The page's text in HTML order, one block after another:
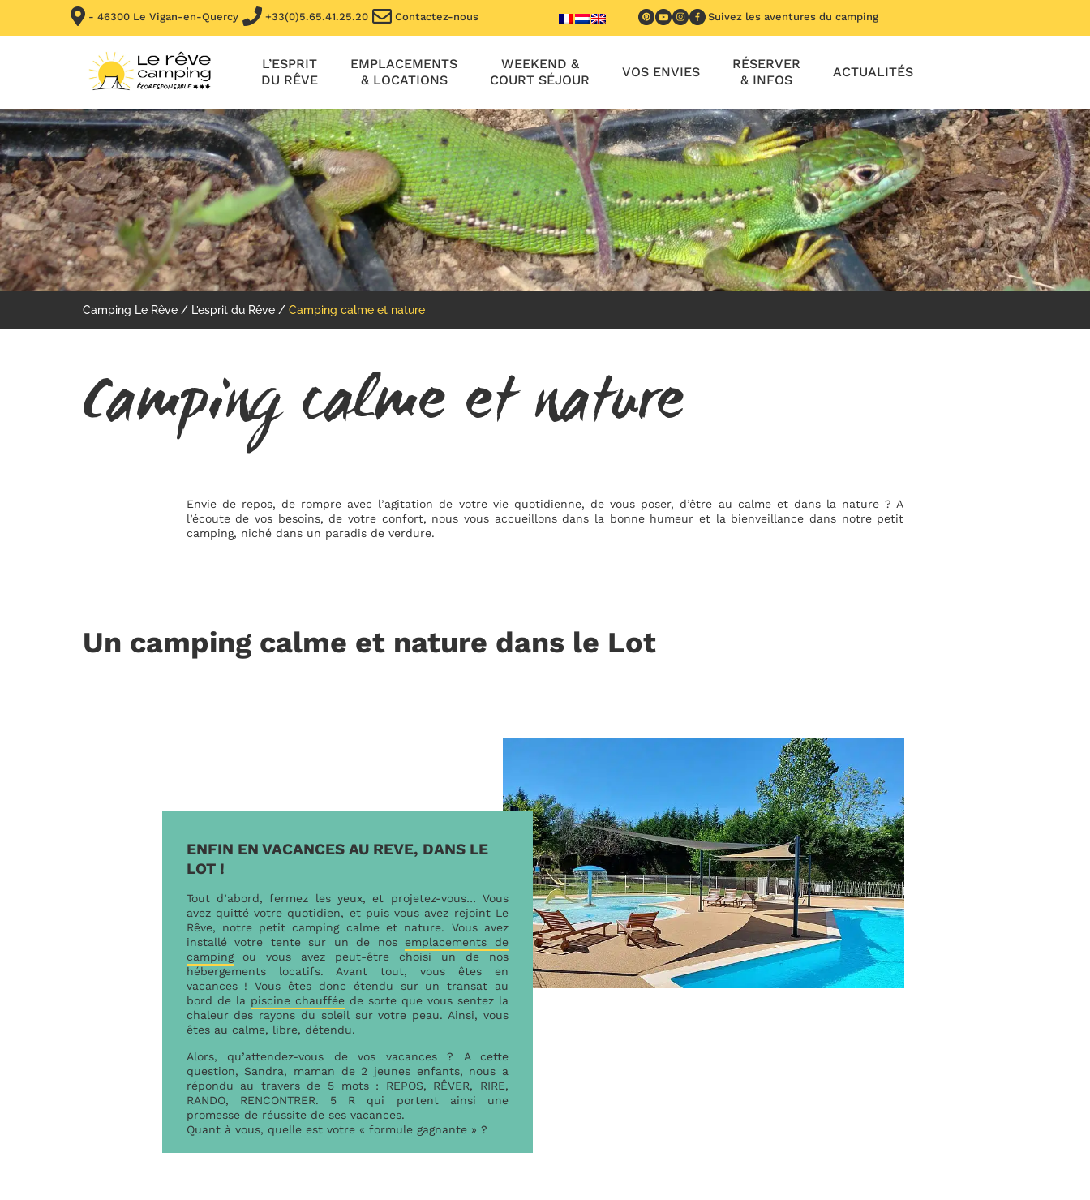
- 46300 Le Vigan-en-Quercy +33(0)5.65.41.25.20 Contactez-nous Suivez les aventures du camping
L’ESPRIT
DU RÊVE
EMPLACEMENTS
& LOCATIONS
WEEKEND &
COURT SÉJOUR
VOS ENVIES
RÉSERVER
& INFOS
ACTUALITÉS
Camping Le Rêve / L’esprit du Rêve / Camping calme et nature
Camping calme et nature
Envie de repos, de rompre avec l’agitation de votre vie quotidienne, de vous poser, d’être au calme et dans la nature ? A
l’écoute de vos besoins, de votre confort, nous vous accueillons dans la bonne humeur et la bienveillance dans notre petit
camping, niché dans un paradis de verdure.
Un camping calme et nature dans le Lot
ENFIN EN VACANCES AU REVE, DANS LE
LOT !
Tout d’abord, fermez les yeux, et projetez-vous… Vous
avez quitté votre quotidien, et puis vous avez rejoint Le
Rêve, notre petit camping calme et nature. Vous avez
installé votre tente sur un de nos emplacements de
campingou vous avez peut-être choisi un de nos
hébergements locatifs. Avant tout, vous êtes en
vacances ! Vous êtes donc étendu sur un transat au
bord de la piscine chaufféede sorte que vous sentez la
chaleur des rayons du soleil sur votre peau. Ainsi, vous
êtes au calme, libre, détendu.
Alors, qu’attendez-vous de vos vacances ? A cette
question, Sandra, maman de 2 jeunes enfants, nous a
répondu au travers de 5 mots : REPOS, RÊVER, RIRE,
RANDO, RENCONTRER. 5 R qui portent ainsi une
promesse de réussite de ses vacances.
Quant à vous, quelle est votre « formule gagnante » ?